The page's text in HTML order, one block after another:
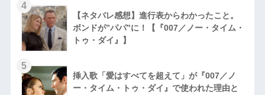
4
【ネタバレ感想】進行表からわかったこと。
ボンドが”パパ”に！【『007／ノー・タイム・
トゥ・ダイ』】
5
挿入歌「愛はすべてを超えて」が『007／ノ
ー・タイム・トゥ・ダイ』で使われた理由と